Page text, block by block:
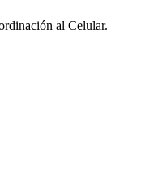
al Celular.